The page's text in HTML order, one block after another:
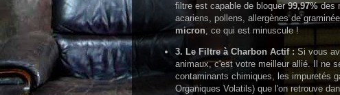
filtre est capable de bloquer99,97%des
acariens, pollens, allergènes de
micron, ce qui est minuscule !
3. Le Filtre à Charbon Actif :Si vous
animaux, c'est votre meilleur allié. Il ne
contaminants chimiques, les impuretés
Organiques Volatils) que l'on retrouve